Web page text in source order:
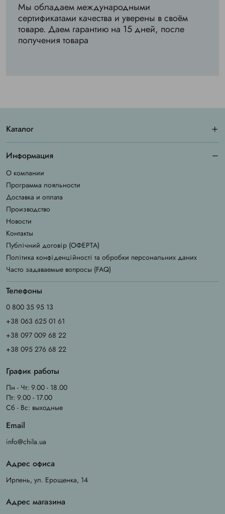
Мы обладаем международными
сертификатами качества и уверены в своём
товаре. Даем гарантию на 15 дней, после
получения товара
Каталог
Информация
О компании
Программа лояльности
Доставка и оплата
Производство
Новости
Контакты
Публічний договір (ОФЕРТА)
Політика конфіденційності та обробки персональних даних
Часто задаваемые вопросы (FAQ)
Телефоны
0 800 35 95 13
+38 063 625 01 61
+38 097 009 68 22
+38 095 276 68 22
График работы
Пн - Чт: 9.00 - 18.00
Пт: 9.00 - 17.00
Сб - Вс: выходные
Email
info@chila.ua
Адрес офиса
Ирпень, ул. Ерощенка, 14
Адрес магазина